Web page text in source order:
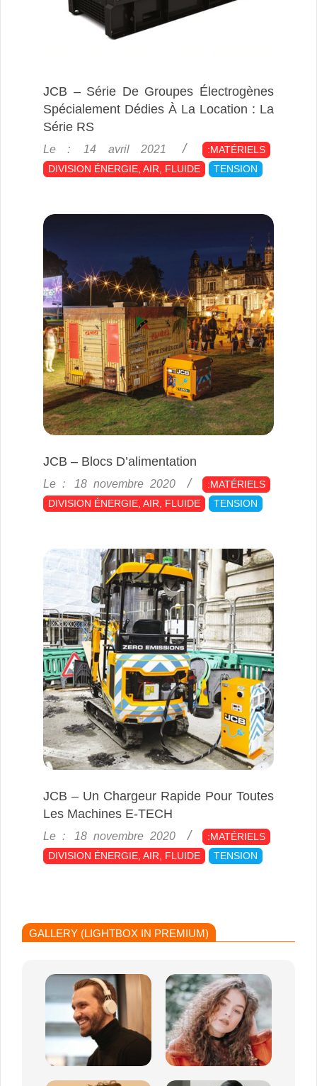
JCB – Série De Groupes Électrogènes
Spécialement Dédies À La Location : La
Série RS
2021-
04-
14
Le : 14 avril 2021
:MATÉRIELS
DIVISION ÉNERGIE, AIR, FLUIDE
TENSION
JCB – Blocs D’alimentation
2020-
11-
18
Le : 18 novembre 2020
:MATÉRIELS
DIVISION ÉNERGIE, AIR, FLUIDE
TENSION
JCB – Un Chargeur Rapide Pour Toutes
Les Machines E-TECH
2020-
11-
18
Le : 18 novembre 2020
:MATÉRIELS
DIVISION ÉNERGIE, AIR, FLUIDE
TENSION
GALLERY (LIGHTBOX IN PREMIUM)